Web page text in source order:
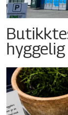
hyggelig